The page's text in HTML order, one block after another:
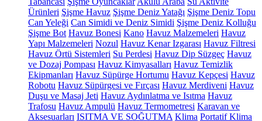
Ürünleri Şişme Havuz Şişme Deniz Yatağı Şişme Deniz Topu
Can Yeleği Can Simidi ve Deniz Simidi Şişme Deniz Kolluğu
Şişme Bot Havuz Bonesi Kano Havuz Malzemeleri Havuz
Yapı Malzemeleri Nozul Havuz Kenar Izgarası Havuz Filtresi
Havuz Örtü Sistemleri Su Perdesi Havuz Dip Süzgeç Havuz
ve Dozaj Pompası Havuz Kimyasalları Havuz Temizlik
Ekipmanları Havuz Süpürge Hortumu Havuz Kepçesi Havuz
Robotu Havuz Süpürgesi ve Fırçası Havuz Merdiveni Havuz
Duşu ve Masaj Jeti Havuz Aydınlatma ve Isıtma Havuz
Trafosu Havuz Ampulü Havuz Termometresi Karavan ve
Aksesuarları ISITMA VE SOĞUTMA Klima Portatif Klima